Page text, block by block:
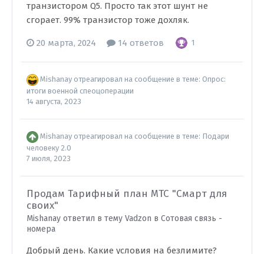
транзистором Q5. Просто так этот шунт не
сгорает. 99% транзистор тоже дохляк.
20 марта, 2024 14 ответов 1
Mishanay отреагировал на сообщение в теме: Опрос:
итоги военной спеоцоперации
14 августа, 2023
Mishanay отреагировал на сообщение в теме: Подари
человеку 2.0
7 июля, 2023
Продам Тарифный план МТС "Смарт для
своих"
Mishanay ответил в тему Vadzon в Сотовая связь -
номера
Добрый день. Какие условия на безлимите?